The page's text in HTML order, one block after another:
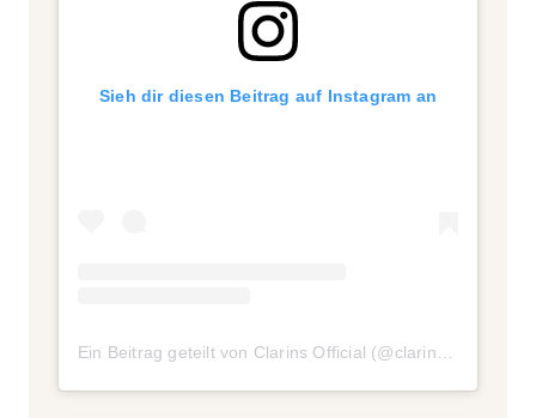
Sieh dir diesen Beitrag auf Instagram an